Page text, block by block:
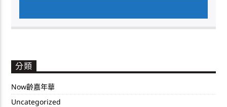
分類
Now齡嘉年華
Uncategorized